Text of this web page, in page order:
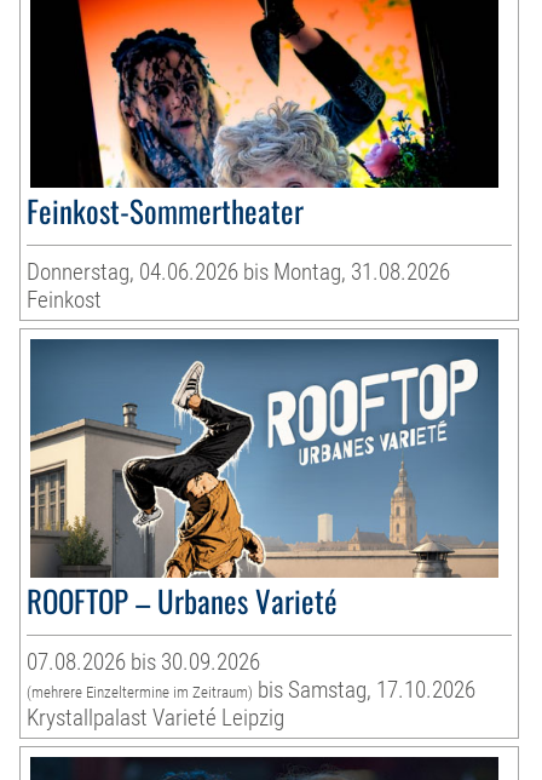
Feinkost-Sommertheater
Donnerstag, 04.06.2026 bis Montag, 31.08.2026
Feinkost
ROOFTOP – Urbanes Varieté
07.08.2026 bis 30.09.2026
(mehrere Einzeltermine im Zeitraum) bis Samstag, 17.10.2026
Krystallpalast Varieté Leipzig